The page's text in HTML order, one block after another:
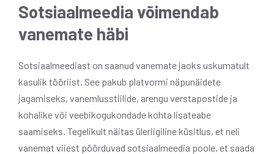
Sotsiaalmeedia võimendab
vanemate häbi
Sotsiaalmeediast on saanud vanemate jaoks uskumatult
kasulik tööriist. See pakub platvormi näpunäidete
jagamiseks, vanemlusstiilide, arengu verstapostide ja
kohalike või veebikogukondade kohta lisateabe
saamiseks. Tegelikult näitas üleriigiline küsitlus, et neli
vanemat viiest pöörduvad sotsiaalmeedia poole, et saada